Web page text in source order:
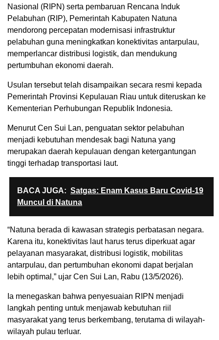
Nasional (RIPN) serta pembaruan Rencana Induk
Pelabuhan (RIP), Pemerintah Kabupaten Natuna
mendorong percepatan modernisasi infrastruktur
pelabuhan guna meningkatkan konektivitas antarpulau,
memperlancar distribusi logistik, dan mendukung
pertumbuhan ekonomi daerah.
Usulan tersebut telah disampaikan secara resmi kepada
Pemerintah Provinsi Kepulauan Riau untuk diteruskan ke
Kementerian Perhubungan Republik Indonesia.
Menurut Cen Sui Lan, penguatan sektor pelabuhan
menjadi kebutuhan mendesak bagi Natuna yang
merupakan daerah kepulauan dengan ketergantungan
tinggi terhadap transportasi laut.
BACA JUGA: Satgas: Enam Kasus Baru Covid-19
Muncul di Natuna
“Natuna berada di kawasan strategis perbatasan negara.
Karena itu, konektivitas laut harus terus diperkuat agar
pelayanan masyarakat, distribusi logistik, mobilitas
antarpulau, dan pertumbuhan ekonomi dapat berjalan
lebih optimal,” ujar Cen Sui Lan, Rabu (13/5/2026).
Ia menegaskan bahwa penyesuaian RIPN menjadi
langkah penting untuk menjawab kebutuhan riil
masyarakat yang terus berkembang, terutama di wilayah-
wilayah pulau terluar.